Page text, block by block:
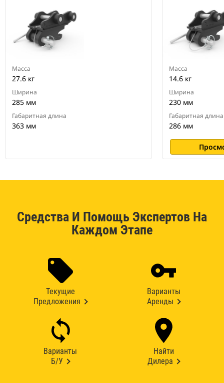
Масса
27.6 кг
Ширина
285 мм
Габаритная длина
363 мм
Масса
14.6 кг
Ширина
230 мм
Габаритная длина
286 мм
Средства И Помощь Экспертов На
Каждом Этапе
Текущие
Предложения
Варианты
Аренды
Варианты
Б/У
Найти
Дилера